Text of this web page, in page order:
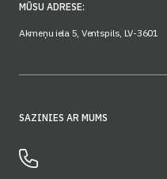
MŪSU ADRESE:
Akmeņu iela 5, Ventspils, LV-3601
SAZINIES AR MUMS